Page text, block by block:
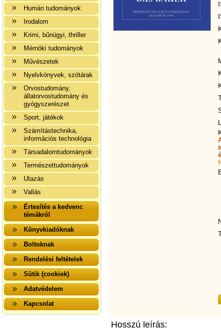
Humán tudományok
Irodalom
Krimi, bűnügyi, thriller
Mérnöki tudományok
Művészetek
Nyelvkönyvek, szótárak
Orvostudomány,
állatorvostudomány és
gyógyszerészet
Sport, játékok
Számítástechnika,
információs technológia
Társadalomtudományok
Természettudományok
Utazás
Vallás
Értesítés a kedvenc
témákról
Könyvkiadóknak
Boltoknak
Rendelési feltételek
Sütik (cookiek)
Adatvédelem
Kapcsolat
Hosszú leírás: